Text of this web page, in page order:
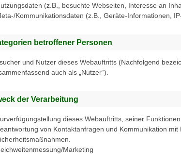
(z.B., besuchte Webseiten, Interesse an
Kommunikationsdaten (z.B., Geräte-Informationen,
betroffener Personen
und Nutzer dieses Webauftritts (Nachfolgend
auch als „Nutzer“).
der Verarbeitung
dieses Webauftritts, seiner Funktionen
von Kontaktanfragen und Kommunikation mit
Marketing